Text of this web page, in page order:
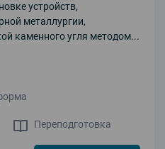
устройств,
металлургии,
каменного угля методом...
Переподготовка